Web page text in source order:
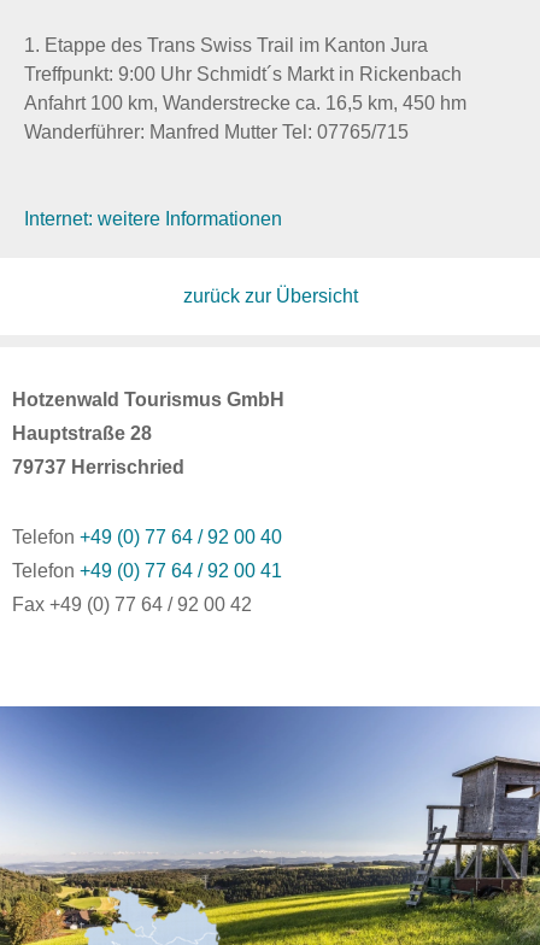
1. Etappe des Trans Swiss Trail im Kanton Jura
Treffpunkt: 9:00 Uhr Schmidt´s Markt in Rickenbach
Anfahrt 100 km, Wanderstrecke ca. 16,5 km, 450 hm
Wanderführer: Manfred Mutter Tel: 07765/715
Internet: weitere Informationen
zurück zur Übersicht
Hotzenwald Tourismus GmbH
Hauptstraße 28
79737 Herrischried
Telefon +49 (0) 77 64 / 92 00 40
Telefon +49 (0) 77 64 / 92 00 41
Fax +49 (0) 77 64 / 92 00 42